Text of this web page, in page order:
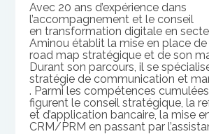
Avec 20 ans d’expérience dans
l’accompagnement et le conseil
entransformation digitale en
Aminou établit la ​ mise en place de
roadmap stratégique et de son
Durant son parcours, il se
stratégie de communication et
. Parmi les compétences cumulées
figurent le conseil stratégique, la
et d’application bancaire, la mise
CRM/PRM en passant par